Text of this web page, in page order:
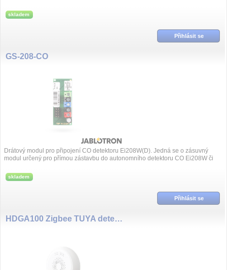
skladem
Přihlásit se
GS-208-CO
Drátový modul pro připojení CO detektoru Ei208W(D). Jedná se o zásuvný
modul určený pro přímou zástavbu do autonomního detektoru CO Ei208W či
skladem
Přihlásit se
HDGA100 Zigbee TUYA detektor CH4 metanu